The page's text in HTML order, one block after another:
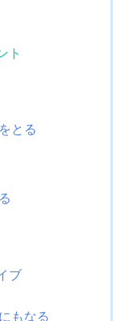
ト
とる
ブ
もなる